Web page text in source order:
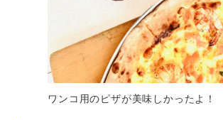
ワンコ用のピザが美味しかったよ！